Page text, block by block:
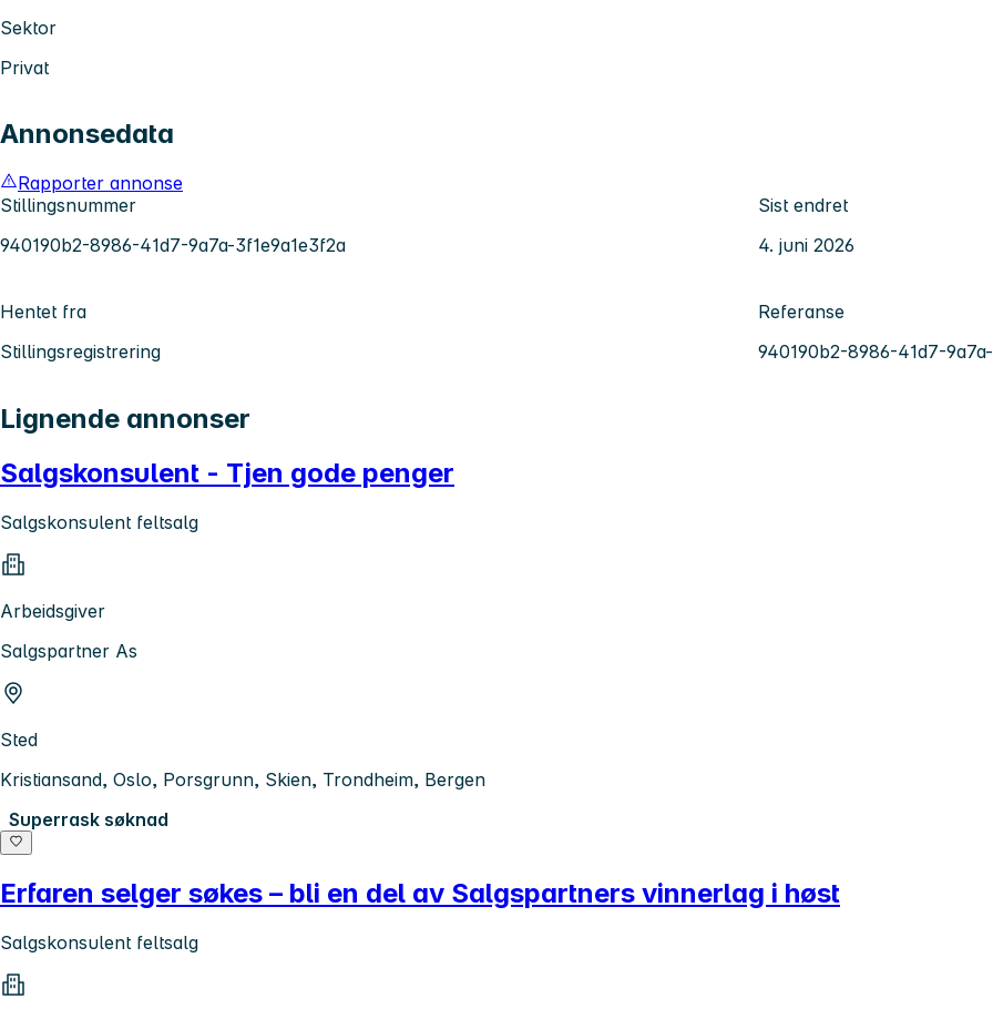
Sektor
Privat
Annonsedata
Rapporter annonse
Stillingsnummer
940190b2-8986-41d7-9a7a-3f1e9a1e3f2a
Sist endret
4. juni 2026
Hentet fra
Stillingsregistrering
Referanse
940190b2-8986-41d7-
Lignende annonser
Salgskonsulent - Tjen gode penger
Salgskonsulent feltsalg
Arbeidsgiver
Salgspartner As
Sted
Kristiansand, Oslo, Porsgrunn, Skien, Trondheim, Bergen
Superrask søknad
Erfaren selger søkes – bli en del av Salgspartners vinnerlag i høst
Salgskonsulent feltsalg